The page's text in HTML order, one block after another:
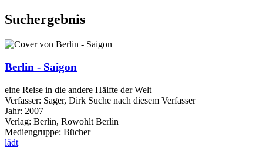
Suchergebnis
Berlin - Saigon
eine Reise in die andere Hälfte der Welt
Verfasser: Sager, Dirk Suche nach diesem Verfasser
Jahr: 2007
Verlag: Berlin, Rowohlt Berlin
Mediengruppe: Bücher
lädt